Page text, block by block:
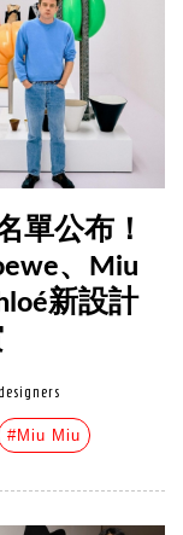
單公布！
、Miu
新設計
#Miu Miu